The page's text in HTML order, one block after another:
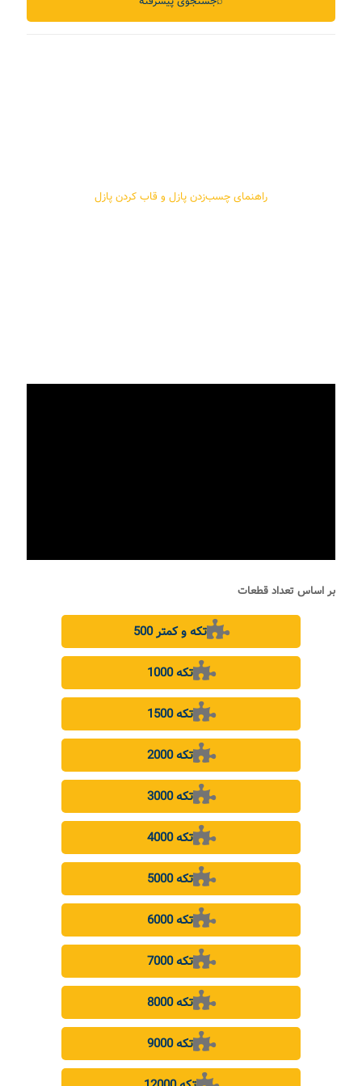
راهنمای چسب‌زدن پازل و قاب کردن پازل
بر اساس تعداد قطعات
500 تکه و کمتر
1000 تکه
1500 تکه
2000 تکه
3000 تکه
4000 تکه
5000 تکه
6000 تکه
7000 تکه
8000 تکه
9000 تکه